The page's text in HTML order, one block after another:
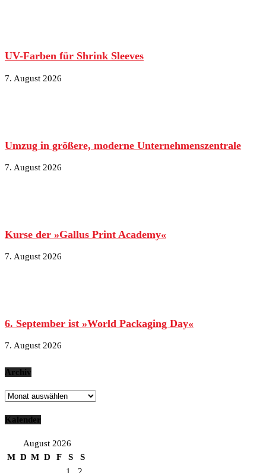
UV-Farben für Shrink Sleeves
7. August 2026
Umzug in größere, moderne Unternehmenszentrale
7. August 2026
Kurse der »Gallus Print Academy«
7. August 2026
6. September ist »World Packaging Day«
7. August 2026
Archiv
Archiv
Kalender
August 2026
M D M D F S
S